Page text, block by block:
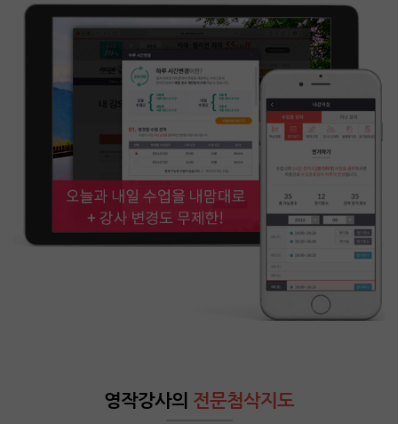
영작강사의 전문첨삭지도